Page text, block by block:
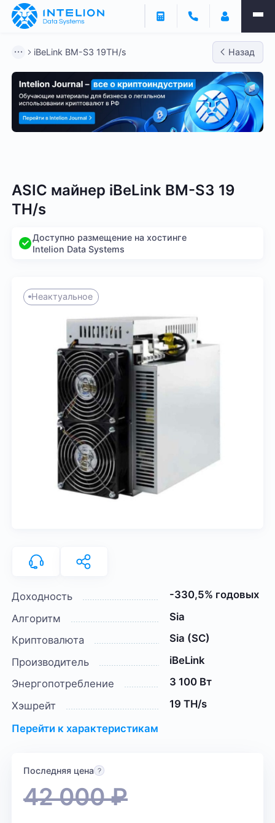
iBeLink BM-S3 19TH/s Назад
ASIC майнер iBeLink BM-S3 19
TH/s
Доступно размещение на хостинге
Intelion Data Systems
Неактуальное
Доходность
-330,5% годовых
Алгоритм
Sia
Криптовалюта
Sia (SC)
Производитель
iBeLink
Энергопотребление
3 100 Вт
Хэшрейт
19 TH/s
Перейти к характеристикам
Последняя цена
42 000₽